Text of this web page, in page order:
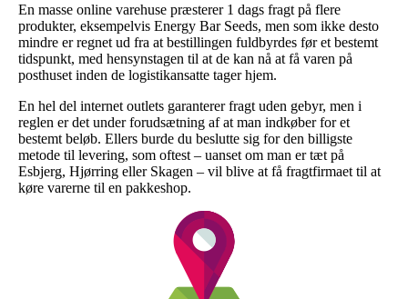
En masse online varehuse præsterer 1 dags fragt på flere
produkter, eksempelvis Energy Bar Seeds, men som ikke desto
mindre er regnet ud fra at bestillingen fuldbyrdes før et bestemt
tidspunkt, med hensynstagen til at de kan nå at få varen på
posthuset inden de logistikansatte tager hjem.
En hel del internet outlets garanterer fragt uden gebyr, men i
reglen er det under forudsætning af at man indkøber for et
bestemt beløb. Ellers burde du beslutte sig for den billigste
metode til levering, som oftest – uanset om man er tæt på
Esbjerg, Hjørring eller Skagen – vil blive at få fragtfirmaet til at
køre varerne til en pakkeshop.